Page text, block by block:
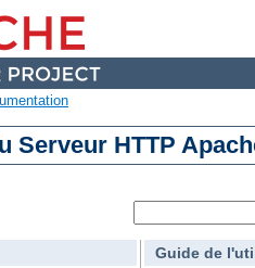
Serveur HTTP
Guide de